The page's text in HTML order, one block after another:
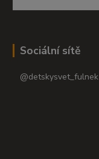
Sociální sítě
@detskysvet_fulnek